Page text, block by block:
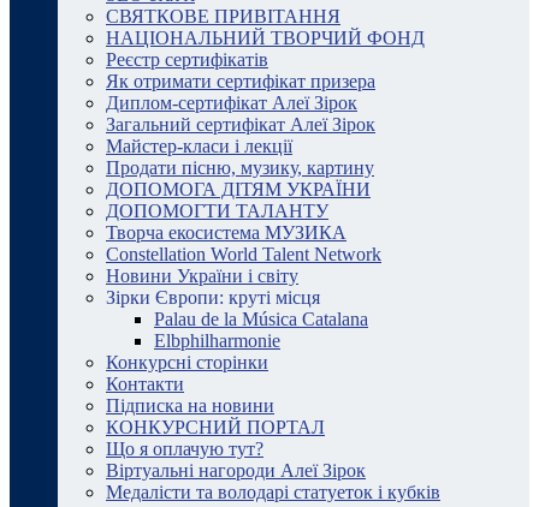
СВЯТКОВЕ ПРИВІТАННЯ
НАЦІОНАЛЬНИЙ ТВОРЧИЙ ФОНД
Реєстр сертифікатів
Як отримати сертифікат призера
Диплом-сертифікат Алеї Зірок
Загальний сертифікат Алеї Зірок
Майстер-класи і лекції
Продати пісню, музику, картину
ДОПОМОГА ДІТЯМ УКРАЇНИ
ДОПОМОГТИ ТАЛАНТУ
Творча екосистема МУЗИКА
Constellation World Talent Network
Новини України і світу
Зірки Європи: круті місця
Palau de la Música Catalana
Elbphilharmonie
Конкурсні сторінки
Контакти
Підписка на новини
КОНКУРСНИЙ ПОРТАЛ
Що я оплачую тут?
Віртуальні нагороди Алеї Зірок
Медалісти та володарі статуеток і кубків